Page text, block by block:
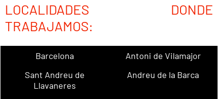
LOCALIDADES DONDE
TRABAJAMOS:
Barcelona
Antoni de Vilamajor
Sant Andreu de
Llavaneres
Andreu de la Barca